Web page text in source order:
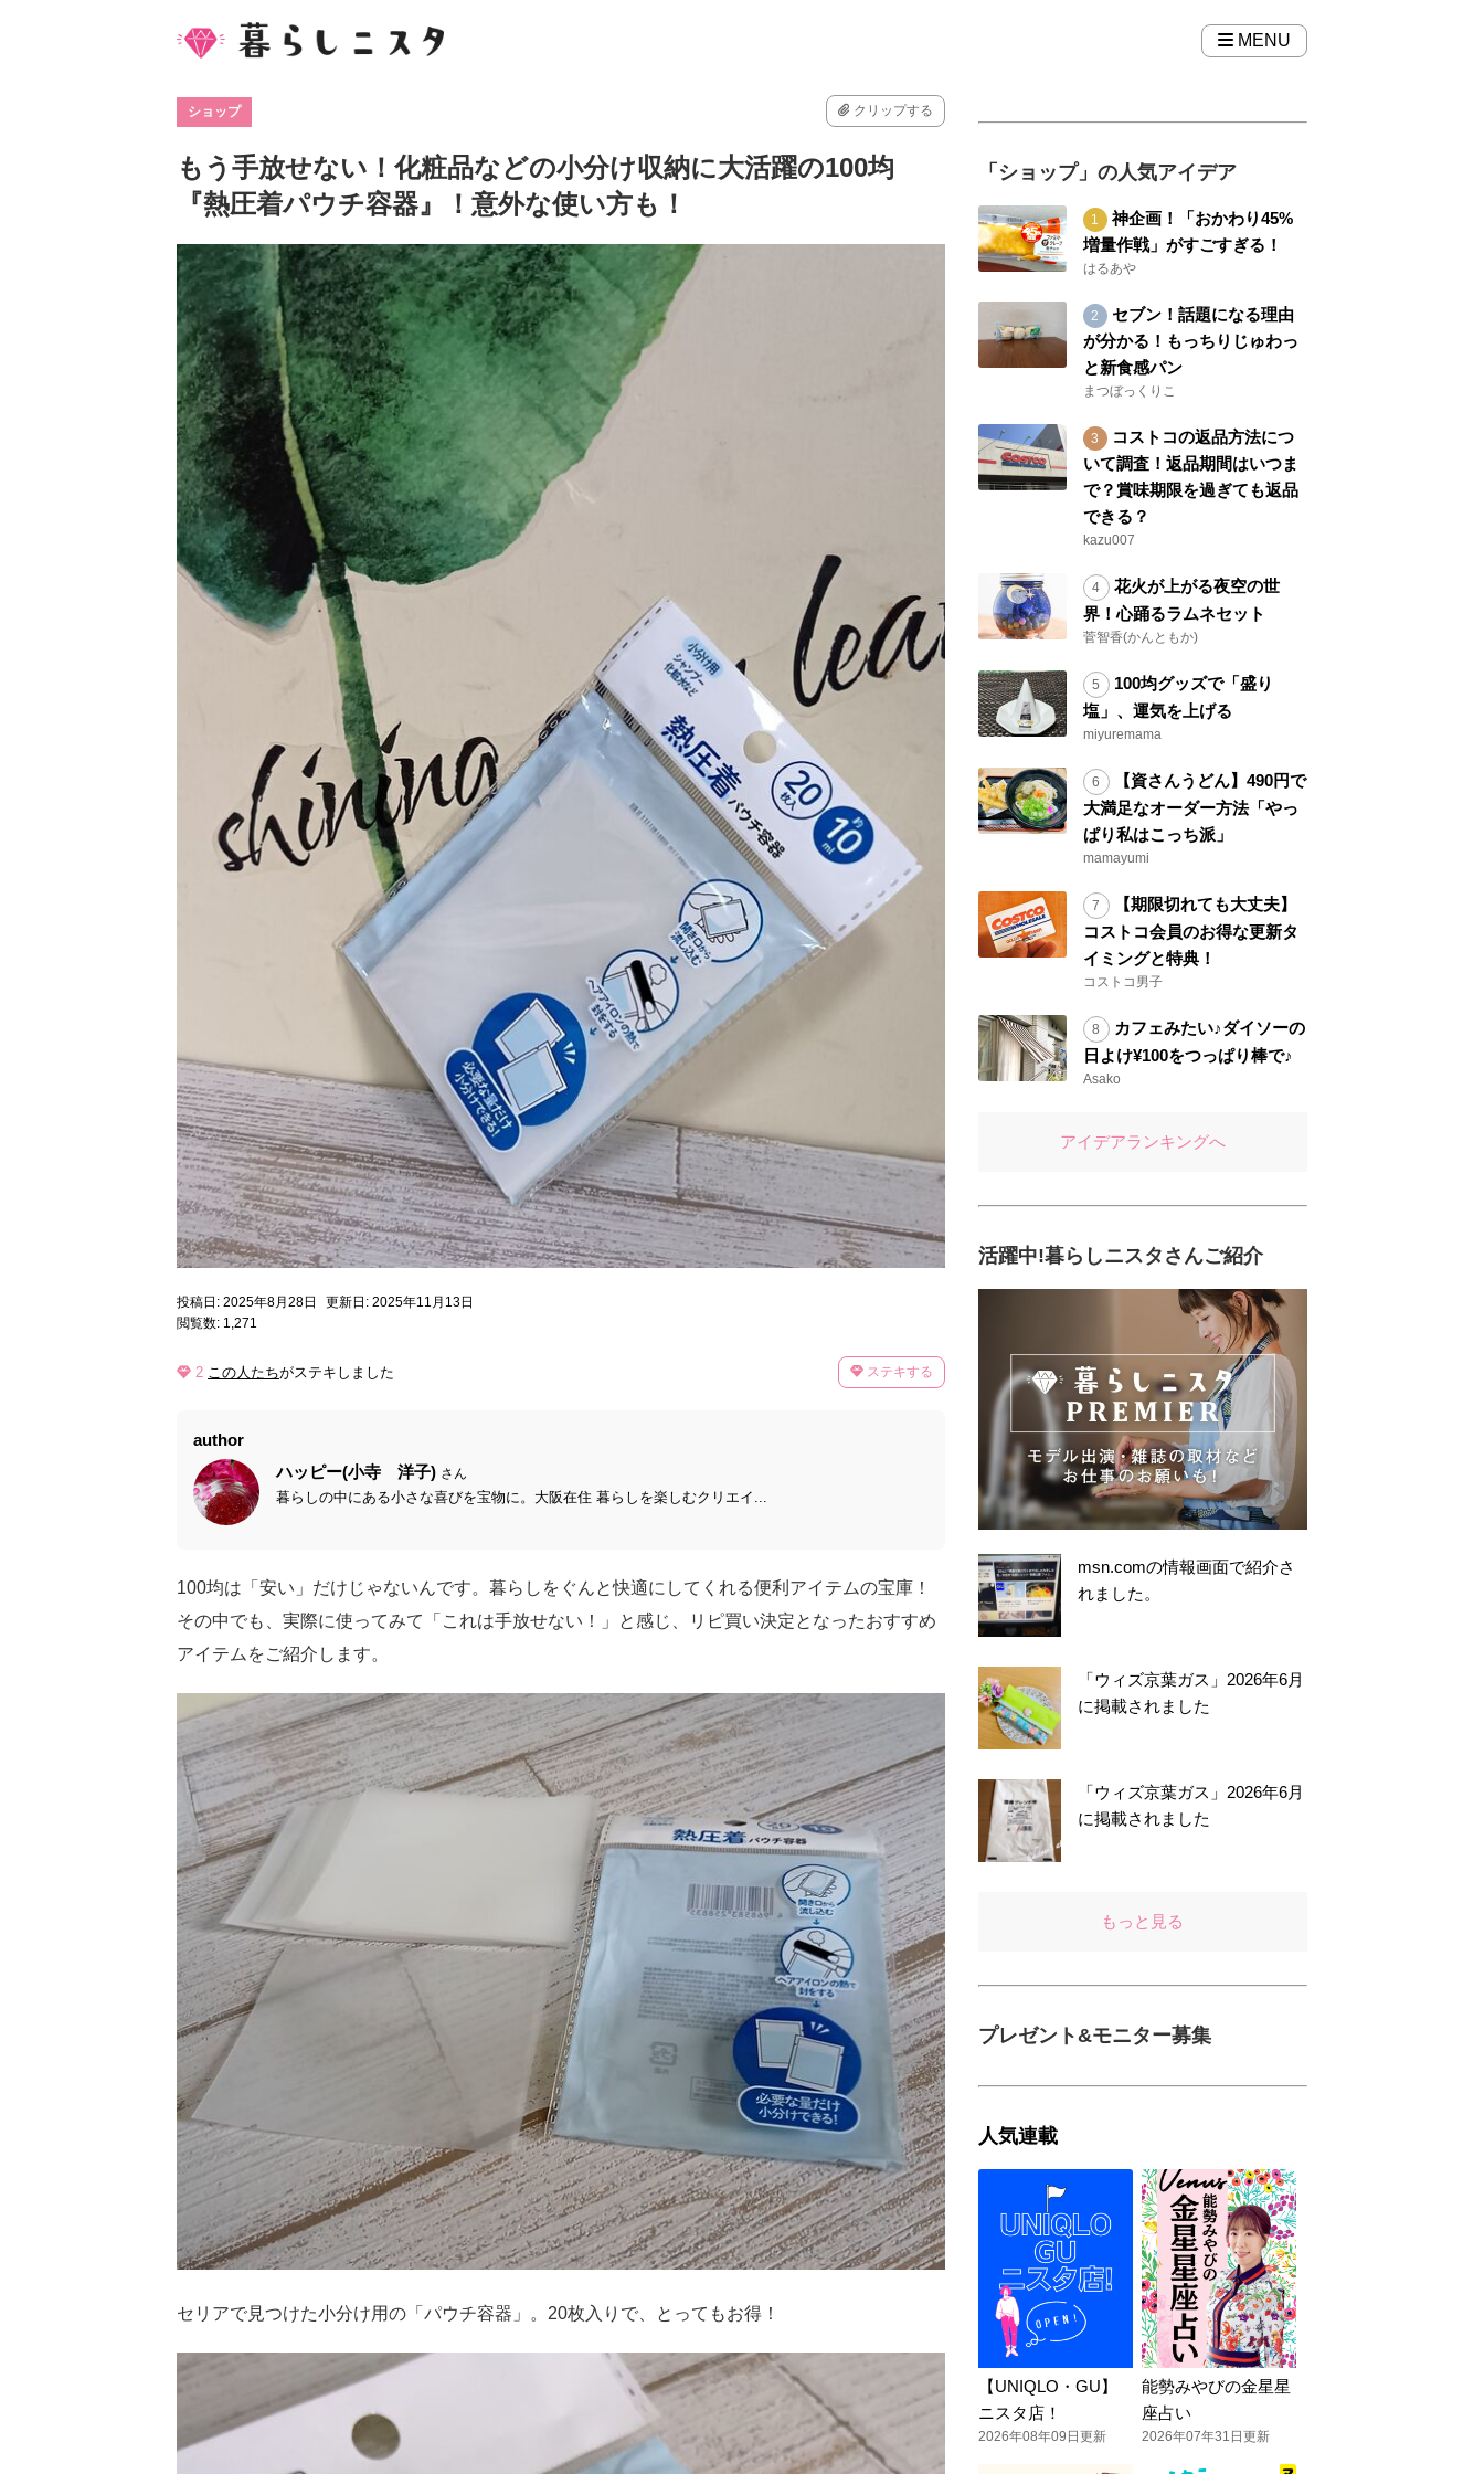
MENU
ショップ クリップする
もう手放せない！化粧品などの小分け収納に大活躍の100均
『熱圧着パウチ容器』！意外な使い方も！
投稿日: 2025年8月28日
更新日: 2025年11月13日
閲覧数: 1,271
2 この人たちがステキしました ステキする
author
ハッピー(小寺 洋子) さん
暮らしの中にある小さな喜びを宝物に。大阪在住 暮らしを楽しむクリエイ...
100均は「安い」だけじゃないんです。暮らしをぐんと快適にしてくれる便利アイテムの宝庫！
その中でも、実際に使ってみて「これは手放せない！」と感じ、リピ買い決定となったおすすめ
アイテムをご紹介します。
セリアで見つけた小分け用の「パウチ容器」。20枚入りで、とってもお得！
「ショップ」の人気アイデア
神企画！「おかわり45%
増量作戦」がすごすぎる！
はるあや
セブン！話題になる理由
が分かる！もっちりじゅわっ
と新食感パン
まつぼっくりこ
コストコの返品方法につ
いて調査！返品期間はいつま
で？賞味期限を過ぎても返品
できる？
kazu007
花火が上がる夜空の世
界！心踊るラムネセット
菅智香(かんともか)
100均グッズで「盛り
塩」、運気を上げる
miyuremama
【資さんうどん】490円で
大満足なオーダー方法「やっ
ぱり私はこっち派」
mamayumi
【期限切れても大丈夫】
コストコ会員のお得な更新タ
イミングと特典！
コストコ男子
カフェみたい♪ダイソーの
日よけ¥100をつっぱり棒で♪
Asako
アイデアランキングへ
活躍中!暮らしニスタさんご紹介
msn.comの情報画面で紹介さ
れました。
「ウィズ京葉ガス」2026年6月
に掲載されました
「ウィズ京葉ガス」2026年6月
に掲載されました
もっと見る
プレゼント&モニター募集
人気連載
【UNIQLO・GU】
ニスタ店！
2026年08年09日更新
能勢みやびの金星星
座占い
2026年07年31日更新